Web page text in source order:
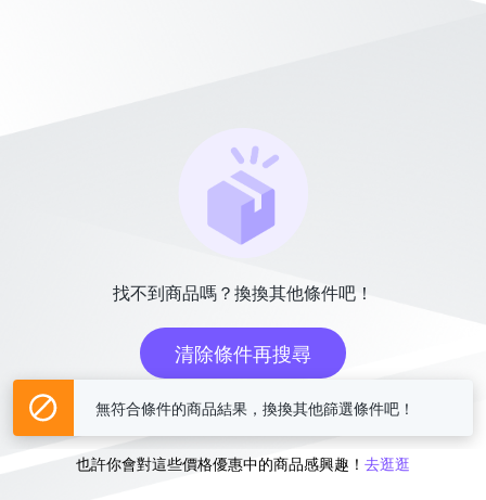
找不到商品嗎？換換其他條件吧！
清除條件再搜尋
或
也許你會對這些價格優惠中的商品感興趣！ 去逛逛
無符合條件的商品結果，換換其他篩選條件吧！